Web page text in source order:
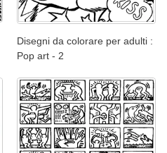
Disegni da colorare per adulti :
Pop art - 2